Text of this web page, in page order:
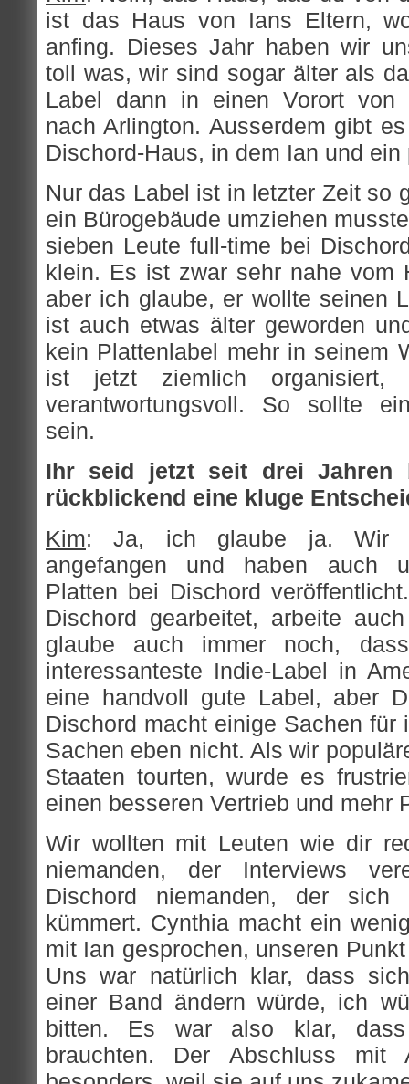
ist das Haus von Ians Eltern,
anfing. Dieses Jahr haben wir
toll was, wir sind sogar älter als
Label dann in einen Vorort von
nach Arlington. Ausserdem gibt
Dischord-Haus, in dem Ian und
Nur das Label ist in letzter Zeit so
ein Bürogebäude umziehen
sieben Leute full-time bei
klein. Es ist zwar sehr nahe vom
aber ich glaube, er wollte seinen
ist auch etwas älter geworden
kein Plattenlabel mehr in seinem
ist jetzt ziemlich organisiert,
verantwortungsvoll. So sollte
sein.
Ihr seid jetzt seit drei Jahren
rückblickend eine kluge
Kim: Ja, ich glaube ja. Wir
angefangen und haben auch
Platten bei Dischord
Dischord gearbeitet, arbeite
glaube auch immer noch,
interessanteste Indie-Label in
eine handvoll gute Label, aber
Dischord macht einige Sachen für
Sachen eben nicht. Als wir
Staaten tourten, wurde es
einen besseren Vertrieb und mehr
Wir wollten mit Leuten wie dir
niemanden, der Interviews
Dischord niemanden, der sich
kümmert. Cynthia macht ein
mit Ian gesprochen, unseren
Uns war natürlich klar, dass
einer Band ändern würde, ich
bitten. Es war also klar,
brauchten. Der Abschluss mit